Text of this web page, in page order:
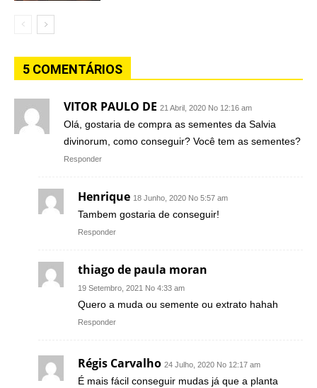
5 COMENTÁRIOS
VITOR PAULO DE 21 Abril, 2020 No 12:16 am
Olá, gostaria de compra as sementes da Salvia
divinorum, como conseguir? Você tem as sementes?
Responder
Henrique 18 Junho, 2020 No 5:57 am
Tambem gostaria de conseguir!
Responder
thiago de paula moran
19 Setembro, 2021 No 4:33 am
Quero a muda ou semente ou extrato hahah
Responder
Régis Carvalho 24 Julho, 2020 No 12:17 am
É mais fácil conseguir mudas já que a planta